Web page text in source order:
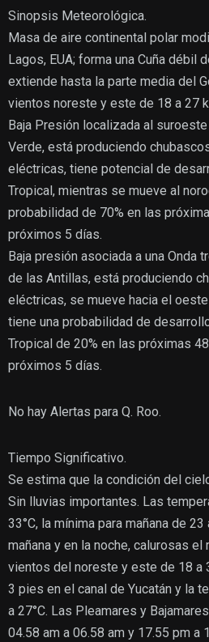
Sinopsis Meteorológica.
Masa de aire continental polar
Lagos, EUA; forma una Cuña débil
extiende hasta la parte media del
vientos noreste y este de 18 a 27
Baja Presión localizada al
Verde, está produciendo
eléctricas, tiene potencial de
Tropical, mientras se mueve al
probabilidad de 70% en las
próximos 5 días.
Baja presión asociada a una Onda
de las Antillas, está produciendo
eléctricas, se mueve hacia el
tiene una probabilidad de
Tropical de 20% en las próximas
próximos 5 días.
No hay Alertas para Q. Roo.
Tiempo Significativo.
Se estima que la condición del
Sin lluvias importantes. Las
33°C, la mínima para mañana de
mañana y en la noche, calurosas
vientos del noreste y este de 18 a
3 pies en el canal de Yucatán y la
a 27°C. Las Pleamares y
04.58 am a 06.58 am y 17.55 pm a